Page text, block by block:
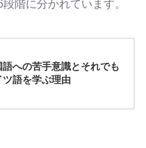
に分かれています。
語への苦手意識とそれでも
ツ語を学ぶ理由